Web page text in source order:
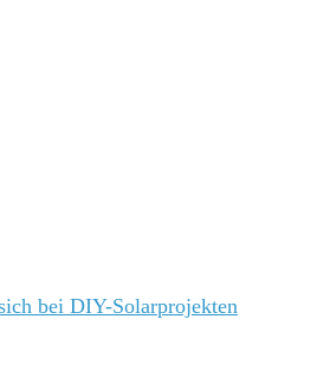
bei DIY-Solarprojekten